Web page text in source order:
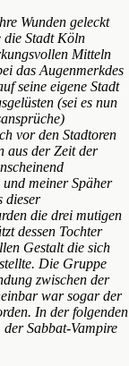
Wunden geleckt
die Stadt Köln
Mitteln
das Augenmerkdes
seine eigene Stadt
(sei es nun
vor den Stadtoren
aus der Zeit der
meiner Späher
dieser
die drei mutigen
dessen Tochter
Gestalt die sich
Die Gruppe
zwischen der
war sogar der
In der folgenden
Sabbat-Vampire